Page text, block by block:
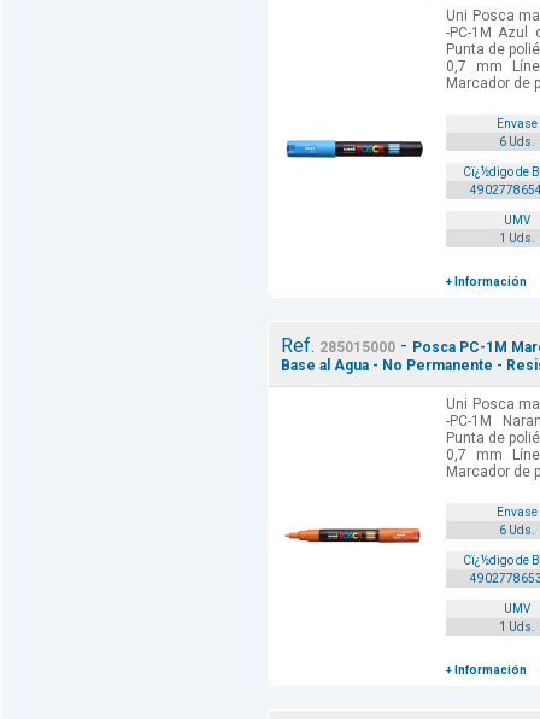
Uni Posca
-PC-1M Azul
Punta de
0,7 mm
Marcador de
Envase
6 Uds.
Cï¿½digo de
UMV
1 Uds.
+ Información
Ref. 285015000 - Posca PC-1M
Base al Agua - No Permanente -
Uni Posca
-PC-1M
Punta de
0,7 mm
Marcador de
Envase
6 Uds.
Cï¿½digo de
UMV
1 Uds.
+ Información